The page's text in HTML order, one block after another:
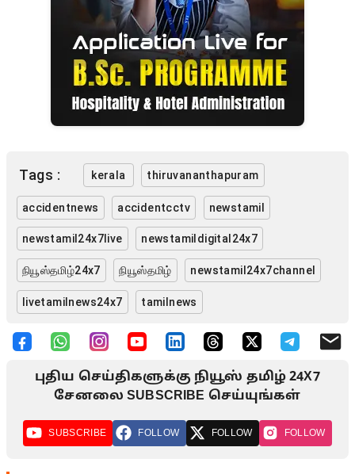
Tags : kerala thiruvananthapuram
accidentnews accidentcctv newstamil
newstamil24x7live newstamildigital24x7
நியூஸ்தமிழ்24x7 நியூஸ்தமிழ் newstamil24x7channel
livetamilnews24x7 tamilnews
புதிய செய்திகளுக்கு நியூஸ் தமிழ் 24X7
சேனலை SUBSCRIBE செய்யுங்கள்
SUBSCRIBE FOLLOW FOLLOW FOLLOW